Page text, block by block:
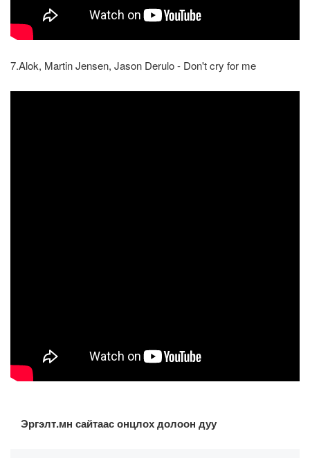
7.Alok, Martin Jensen, Jason Derulo - Don't cry for me
Эргэлт.мн сайтаас онцлох долоон дуу